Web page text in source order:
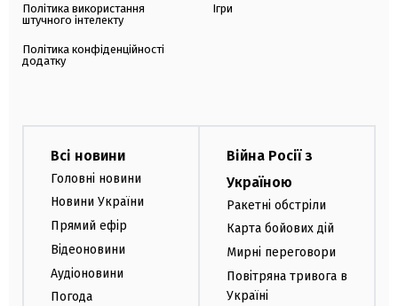
Політика використання
штучного інтелекту
Політика конфіденційності
додатку
Ігри
Всі новини
Головні новини
Новини України
Прямий ефір
Відеоновини
Аудіоновини
Погода
Війна Росії з
Україною
Ракетні обстріли
Карта бойових дій
Мирні переговори
Повітряна тривога в
Україні